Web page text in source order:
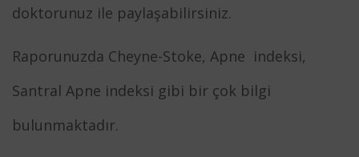
doktorunuz ile paylaşabilirsiniz.
Raporunuzda Cheyne-Stoke, Apne indeksi,
Santral Apne indeksi gibi bir çok bilgi
bulunmaktadır.